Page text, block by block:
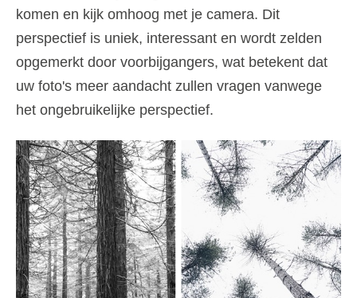
komen en kijk omhoog met je camera. Dit
perspectief is uniek, interessant en wordt zelden
opgemerkt door voorbijgangers, wat betekent dat
uw foto's meer aandacht zullen vragen vanwege
het ongebruikelijke perspectief.